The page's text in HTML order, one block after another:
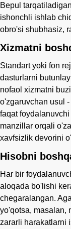
Bepul
ishonchli ishlab
obro'si shubhasiz,
Xizmatni
Standart yoki fon
dasturlarni
nofaol xizmatni
o'zgaruvchan usul
faqat
manzillar orqali
xavfsizlik devorini
Hisobni
Har bir
aloqada bo'lishi
chegaralangan.
yo'qotsa, masalan,
zararli harakatlarni